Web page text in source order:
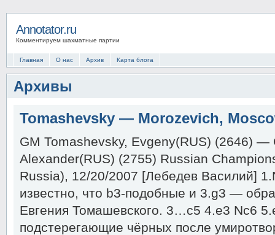
Annotator.ru
Комментируем шахматные партии
Главная О нас Архив Карта блога
Архивы
Tomashevsky — Morozevich,
GM Tomashevsky, Evgeny(RUS) (2646) —
Alexander(RUS) (2755) Russian
Russia), 12/20/2007 [Лебедев Василий]
известно, что b3-подобные и 3.g3 —
Евгения Томашевского. 3…c5 4.e3 Nc6
подстерегающие чёрных после